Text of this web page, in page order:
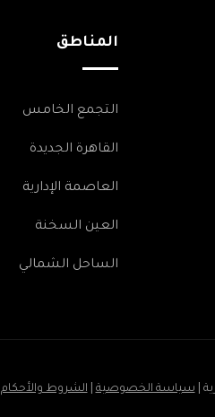
المناطق
التجمع الخامس
القاهرة الجديدة
العاصمة الإدارية
العين السخنة
الساحل الشمالي
سياسة الخصوصية|الشروط والأحكام